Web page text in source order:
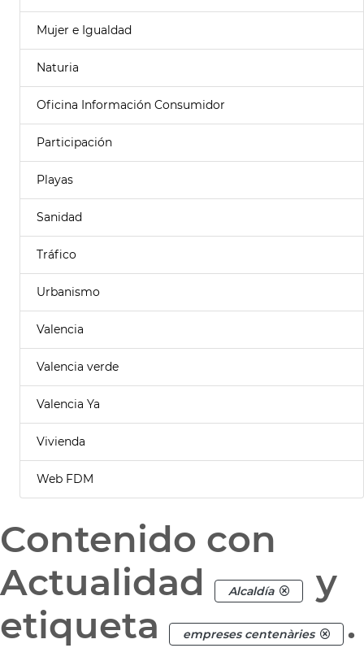
Mujer e Igualdad
Naturia
Oficina Información Consumidor
Participación
Playas
Sanidad
Tráfico
Urbanismo
Valencia
Valencia verde
Valencia Ya
Vivienda
Web FDM
Contenido con
Actualidad
Alcaldía
y
etiqueta
empreses centenàries .